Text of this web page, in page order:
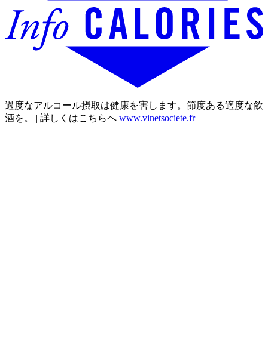
過度なアルコール摂取は健康を害します。節度ある適度な飲
酒を。 | 詳しくはこちらへ www.vinetsociete.fr